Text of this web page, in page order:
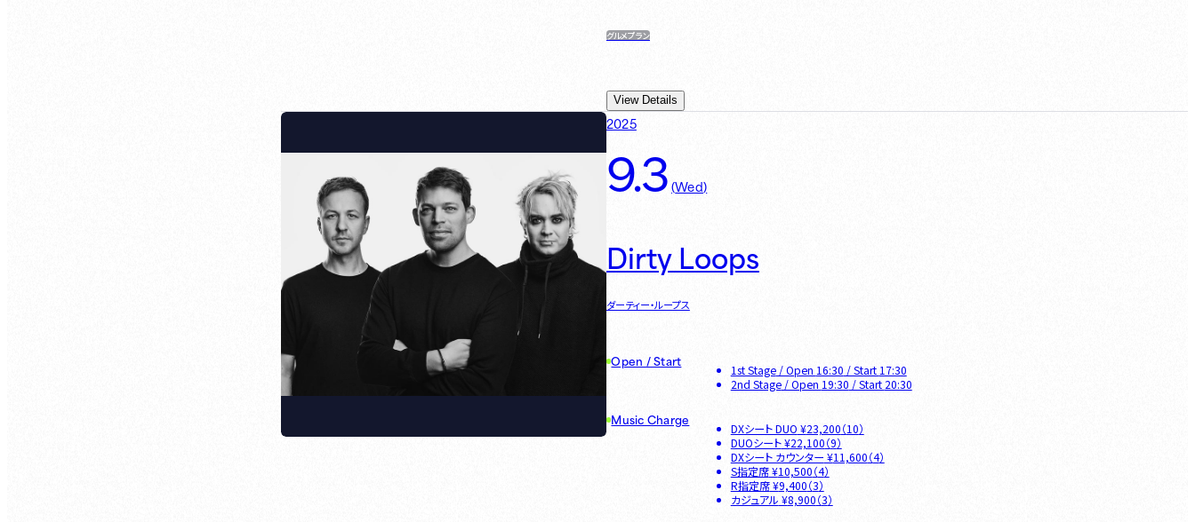
グルメプラン
View Details
2025
9.3 (Wed)
Dirty Loops
ダーティー・ループス
Open / Start
1st Stage/ Open 16:30 / Start 17:30
2nd Stage/ Open 19:30 / Start 20:30
Music Charge
DXシート DUO ¥23,200（10）
DUOシート¥22,100（9）
DXシート カウンター ¥11,600（4）
S指定席¥10,500（4）
R指定席¥9,400（3）
カジュアル ¥8,900（3）